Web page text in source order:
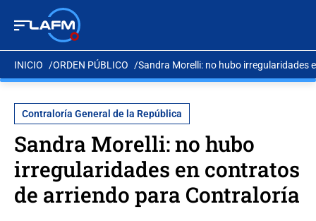
INICIO ORDEN PÚBLICO Sandra Morelli: no hubo irregularidades
Contraloría General de la República
Sandra Morelli: no hubo
irregularidades en contratos
de arriendo para Contraloría